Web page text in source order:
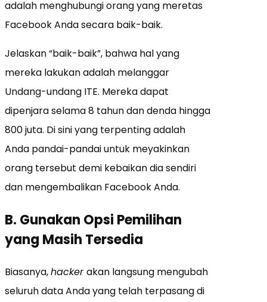
adalah menghubungi orang yang meretas
Facebook Anda secara baik-baik.
Jelaskan “baik-baik”, bahwa hal yang
mereka lakukan adalah melanggar
Undang-undang ITE. Mereka dapat
dipenjara selama 8 tahun dan denda hingga
800 juta. Di sini yang terpenting adalah
Anda pandai-pandai untuk meyakinkan
orang tersebut demi kebaikan dia sendiri
dan mengembalikan Facebook Anda.
B. Gunakan Opsi Pemilihan
yang Masih Tersedia
Biasanya,hackerakan langsung mengubah
seluruh data Anda yang telah terpasang di